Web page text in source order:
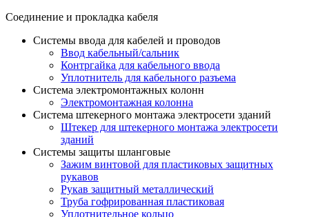
Соединение и прокладка кабеля
Системы ввода для кабелей и проводов
Ввод кабельный/сальник
Контргайка для кабельного ввода
Уплотнитель для кабельного разъема
Система электромонтажных колонн
Электромонтажная колонна
Система штекерного монтажа электросети зданий
Штекер для штекерного монтажа электросети
зданий
Системы защиты шланговые
Зажим винтовой для пластиковых защитных
рукавов
Рукав защитный металлический
Труба гофрированная пластиковая
Уплотнительное кольцо